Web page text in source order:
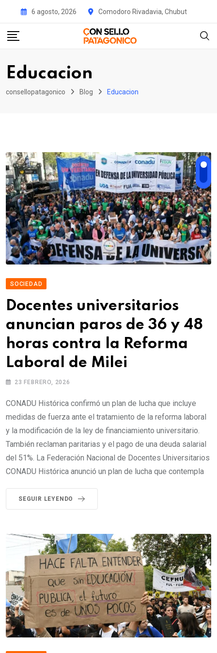
content
6 agosto, 2026 Comodoro Rivadavia, Chubut
Educacion
consellopatagonico Blog Educacion
SOCIEDAD
Docentes universitarios
anuncian paros de 36 y 48
horas contra la Reforma
Laboral de Milei
23 FEBRERO, 2026
CONADU Histórica confirmó un plan de lucha que incluye
medidas de fuerza ante el tratamiento de la reforma laboral
y la modificación de la ley de financiamiento universitario.
También reclaman paritarias y el pago de una deuda salarial
del 51%. La Federación Nacional de Docentes Universitarios
CONADU Histórica anunció un plan de lucha que contempla
SEGUIR LEYENDO